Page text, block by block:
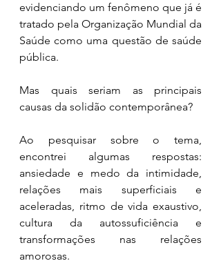
evidenciando um fenômeno que já é
tratado pela Organização Mundial da
Saúde como uma questão de saúde
pública.
Mas quais seriam as principais
causas da solidão contemporânea?
Ao pesquisar sobre o tema,
encontrei algumas respostas:
ansiedade e medo da intimidade,
relações mais superficiais e
aceleradas, ritmo de vida exaustivo,
cultura da autossuficiência e
transformações nas relações
amorosas.